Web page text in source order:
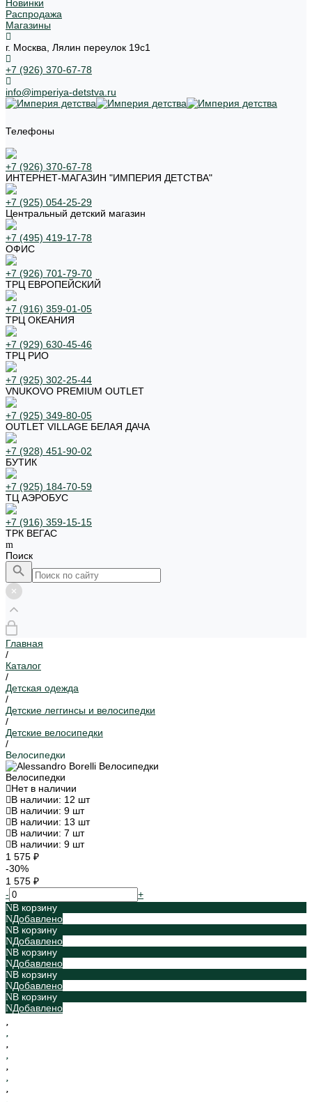
Новинки
Распродажа
Магазины
г. Москва, Лялин переулок 19с1
+7 (926) 370-67-78
info@imperiya-detstva.ru
Телефоны
+7 (926) 370-67-78
ИНТЕРНЕТ-МАГАЗИН "ИМПЕРИЯ ДЕТСТВА"
+7 (925) 054-25-29
Центральный детский магазин
+7 (495) 419-17-78
ОФИС
+7 (926) 701-79-70
ТРЦ ЕВРОПЕЙСКИЙ
+7 (916) 359-01-05
ТРЦ ОКЕАНИЯ
+7 (929) 630-45-46
ТРЦ РИО
+7 (925) 302-25-44
VNUKOVO PREMIUM OUTLET
+7 (925) 349-80-05
OUTLET VILLAGE БЕЛАЯ ДАЧА
+7 (928) 451-90-02
БУТИК
+7 (925) 184-70-59
ТЦ АЭРОБУС
+7 (916) 359-15-15
ТРК ВЕГАС
Поиск
Главная
/
Каталог
/
Детская одежда
/
Детские леггинсы и велосипедки
/
Детские велосипедки
/
Велосипедки
Велосипедки
Нет в наличии
В наличии: 12 шт
В наличии: 9 шт
В наличии: 13 шт
В наличии: 7 шт
В наличии: 9 шт
1 575 ₽
-30%
1 575 ₽
-
+
В корзину
Добавлено
В корзину
Добавлено
В корзину
Добавлено
В корзину
Добавлено
В корзину
Добавлено